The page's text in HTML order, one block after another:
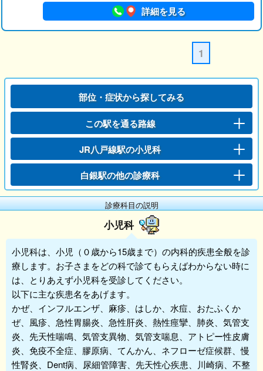
詳細を見る
1
部位・症状から探してみる
この駅を通る路線
JR八戸線駅の小児科
白銀駅の他の診療科
診療科目の説明
小児科
小児科は、小児（０歳から15歳まで）の内科的疾患全般を診
療します。お子さまをどの科で診てもらえばわからない時に
は、とりあえず小児科を受診してください。
以下に主な疾患名をあげます。
かぜ、インフルエンザ、麻疹、はしか、水痘、おたふくか
ぜ、風疹、急性胃腸炎、急性肝炎、熱性痙攣、肺炎、気管支
炎、先天性喘鳴、気管支異物、気管支喘息、アトピー性皮膚
炎、免疫不全症、膠原病、てんかん、ネフローゼ症候群、慢
性腎炎、Dent病、尿細管障害、先天性心疾患、川崎病、不整